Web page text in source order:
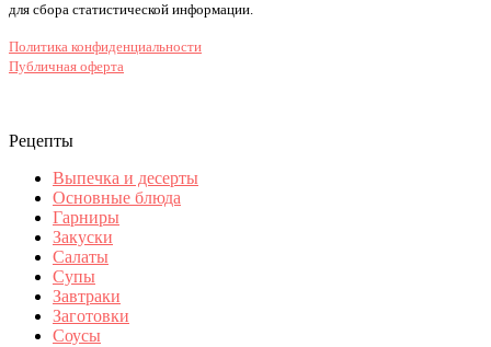
для сбора статистической информации.
Политика конфиденциальности
Публичная оферта
Рецепты
Выпечка и десерты
Основные блюда
Гарниры
Закуски
Салаты
Супы
Завтраки
Заготовки
Соусы